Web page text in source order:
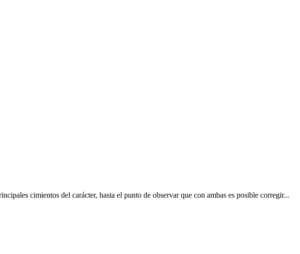
cimientos del carácter, hasta el punto de observar que con ambas es posible corregir...